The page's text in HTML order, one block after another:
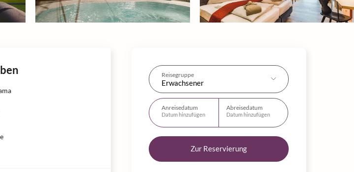
Reisegruppe
Erwachsener
Anreisedatum
Datum hinzufügen
Abreisedatum
Datum hinzufügen
Zur Reservierung